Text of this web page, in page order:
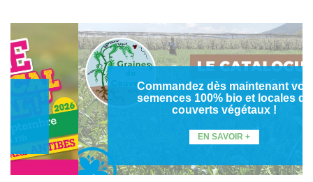
Commandez dès maintenant vos
semences 100% bio et locales de
couverts végétaux !